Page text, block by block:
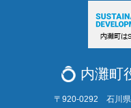
内灘町
〒920-0292 石川県